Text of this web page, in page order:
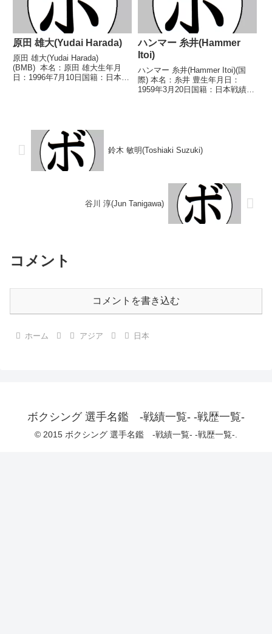
原田 雄大(Yudai Harada)
原田 雄大(Yudai Harada)
(BMB) 本名：原田 雄大生年月
日：1996年7月10日国籍：日本戦
ハンマー 糸井(Hammer
Itoi)
ハンマー 糸井(Hammer Itoi)(国
際) 本名：糸井 豊生年月日：
1959年3月20日国籍：日本戦績：
鈴木 敏明(Toshiaki Suzuki)
谷川 淳(Jun Tanigawa)
コメント
コメントを書き込む
ホーム アジア 日本
ボクシング 選手名鑑 -戦績一覧- -戦歴一覧-
© 2015 ボクシング 選手名鑑 -戦績一覧- -戦歴一覧-.